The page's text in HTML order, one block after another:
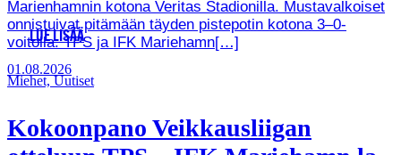
Marienhamnin kotona Veritas Stadionilla. Mustavalkoiset
onnistuivat pitämään täyden pistepotin kotona 3–0-
voitolla. TPS ja IFK Mariehamn[…]
LUE LISÄÄ
01.08.2026
Miehet, Uutiset
Kokoonpano Veikkausliigan